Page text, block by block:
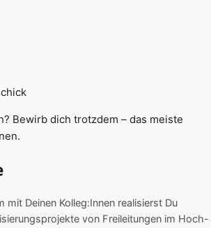
Bewirb dich trotzdem – das meiste
mit Deinen Kolleg:Innen realisierst Du
von Freileitungen im Hoch-